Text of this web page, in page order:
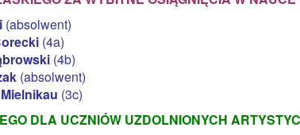
(absolwent)
(4a)
(4b)
(absolwent)
(3c)
DLA UCZNIÓW UZDOLNIONYCH